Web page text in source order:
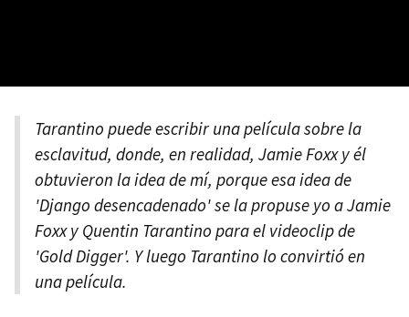
Tarantino puede escribir una película sobre la
esclavitud, donde, en realidad, Jamie Foxx y él
obtuvieron la idea de mí, porque esa idea de
'Django desencadenado' se la propuse yo a Jamie
Foxx y Quentin Tarantino para el videoclip de
'Gold Digger'. Y luego Tarantino lo convirtió en
una película.